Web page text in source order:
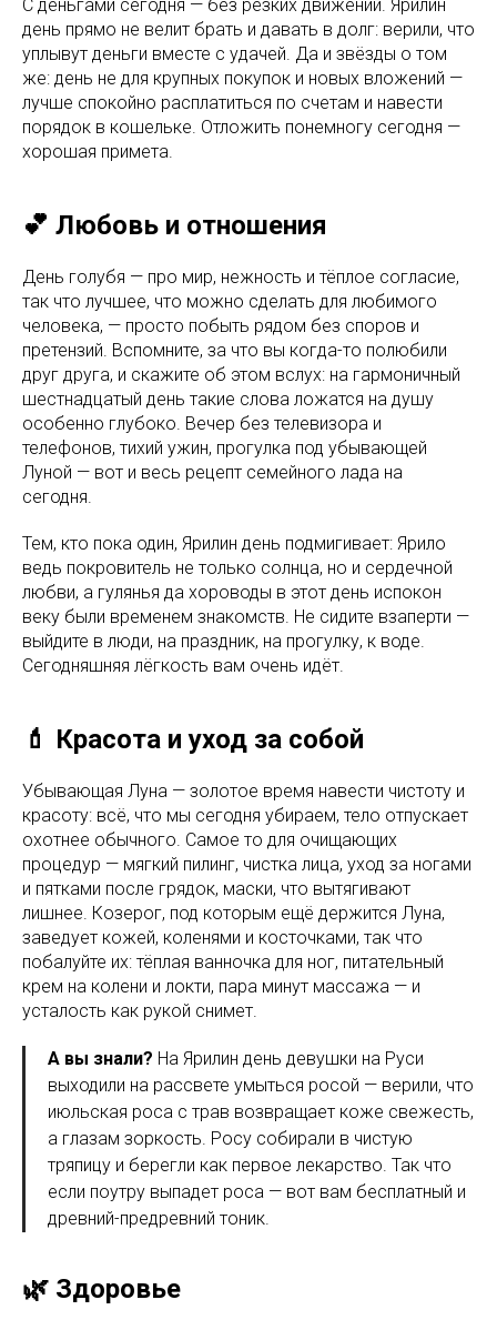
С деньгами сегодня — без резких движений. Ярилин
день прямо не велит брать и давать в долг: верили, что
уплывут деньги вместе с удачей. Да и звёзды о том
же: день не для крупных покупок и новых вложений —
лучше спокойно расплатиться по счетам и навести
порядок в кошельке. Отложить понемногу сегодня —
хорошая примета.
💕 Любовь и отношения
День голубя — про мир, нежность и тёплое согласие,
так что лучшее, что можно сделать для любимого
человека, — просто побыть рядом без споров и
претензий. Вспомните, за что вы когда-то полюбили
друг друга, и скажите об этом вслух: на гармоничный
шестнадцатый день такие слова ложатся на душу
особенно глубоко. Вечер без телевизора и
телефонов, тихий ужин, прогулка под убывающей
Луной — вот и весь рецепт семейного лада на
сегодня.
Тем, кто пока один, Ярилин день подмигивает: Ярило
ведь покровитель не только солнца, но и сердечной
любви, а гулянья да хороводы в этот день испокон
веку были временем знакомств. Не сидите взаперти —
выйдите в люди, на праздник, на прогулку, к воде.
Сегодняшняя лёгкость вам очень идёт.
💄 Красота и уход за собой
Убывающая Луна — золотое время навести чистоту и
красоту: всё, что мы сегодня убираем, тело отпускает
охотнее обычного. Самое то для очищающих
процедур — мягкий пилинг, чистка лица, уход за ногами
и пятками после грядок, маски, что вытягивают
лишнее. Козерог, под которым ещё держится Луна,
заведует кожей, коленями и косточками, так что
побалуйте их: тёплая ванночка для ног, питательный
крем на колени и локти, пара минут массажа — и
усталость как рукой снимет.
А вы знали? На Ярилин день девушки на Руси
выходили на рассвете умыться росой — верили, что
июльская роса с трав возвращает коже свежесть,
а глазам зоркость. Росу собирали в чистую
тряпицу и берегли как первое лекарство. Так что
если поутру выпадет роса — вот вам бесплатный и
древний-предревний тоник.
🌿 Здоровье